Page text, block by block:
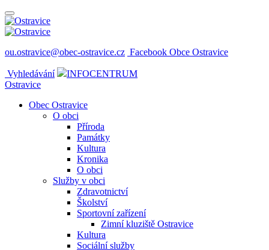
ou.ostravice@obec-ostravice.cz Facebook Obce Ostravice
Vyhledávání
INFOCENTRUM
Ostravice
Obec Ostravice
O obci
Příroda
Památky
Kultura
Kronika
O obci
Služby v obci
Zdravotnictví
Školství
Sportovní zařízení
Zimní kluziště Ostravice
Kultura
Sociální služby